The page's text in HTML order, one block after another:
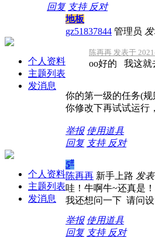
回复 支持 反对
个人资料
主题列表
发消息
地板
gz51837844 管理员
陈再再 发表于
oo好的 我这就
你的第一级的任务(
你修改下再试试运行
举报 使用道具
回复 支持 反对
个人资料
主题列表
发消息
5#
陈再再 新手上路 发
哇！牛啊牛~还真是
我还想问一下 请问
举报 使用道具
回复 支持 反对